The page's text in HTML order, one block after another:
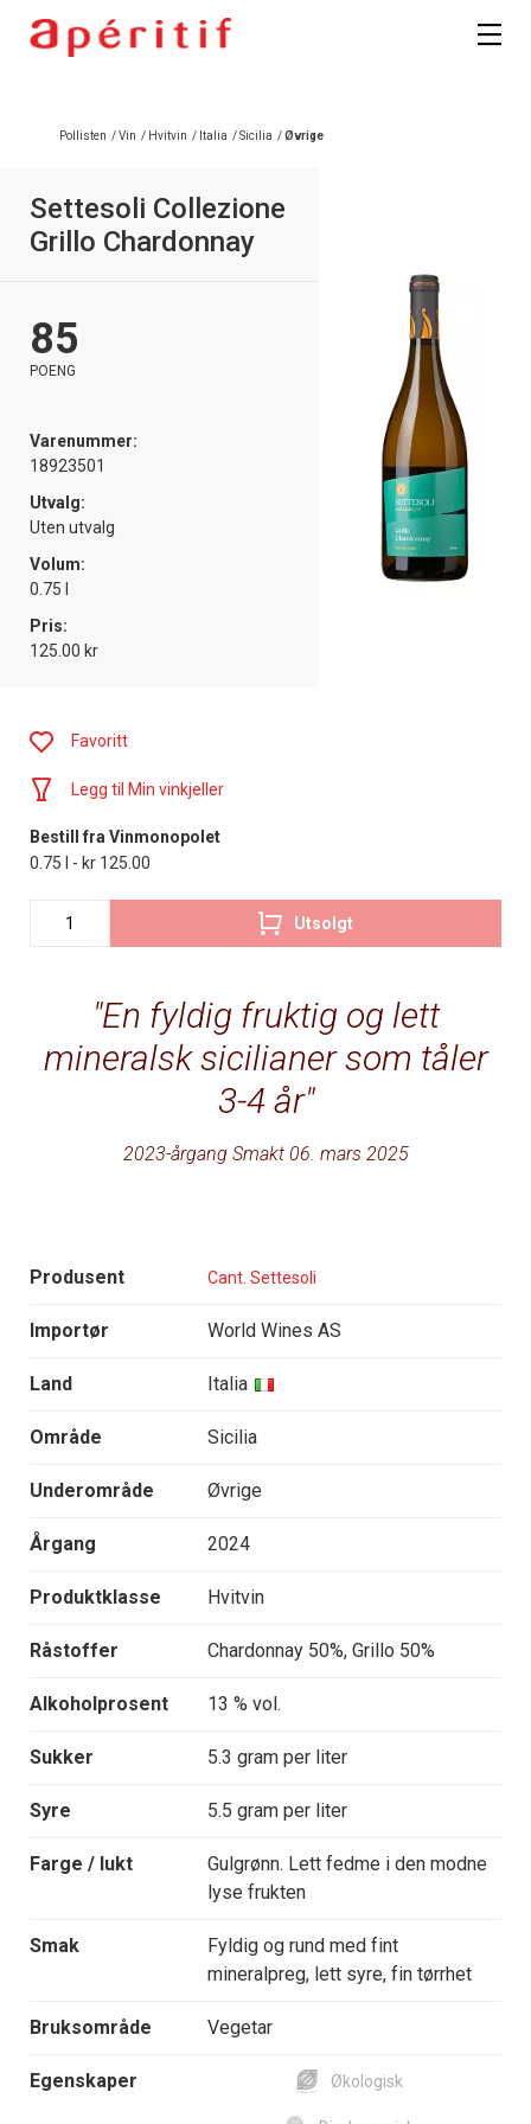
Pollisten /Vin / Hvitvin / Italia /Sicilia /Øvrige
Settesoli Collezione
Grillo Chardonnay
85
POENG
Varenummer:
18923501
Utvalg:
Uten utvalg
Volum:
0.75 l
Pris:
125.00 kr
En fyldig fruktig og lett
mineralsk sicilianer som tåler
3-4 år
2023-årgang Smakt 06. mars 2025
Produsent Cant. Settesoli
Importør World Wines AS
Land Italia
Område Sicilia
Underområde Øvrige
Årgang 2024
Produktklasse Hvitvin
Råstoffer Chardonnay 50%, Grillo 50%
Alkoholprosent 13 % vol.
Sukker 5.3 gram per liter
Syre 5.5 gram per liter
Farge / lukt
Gulgrønn. Lett fedme i den modne
lyse frukten
Smak
Fyldig og rund med fint
mineralpreg, lett syre, fin tørrhet
Bruksområde Vegetar
Egenskaper Økologisk
Favoritt
Legg til Min vinkjeller
Bestill fra Vinmonopolet
0.75 l - kr 125.00
Utsolgt